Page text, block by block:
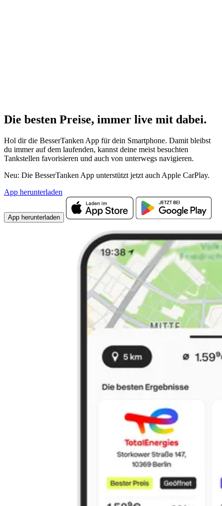
Die besten Preise, immer live mit dabei.
Hol dir die BesserTanken App für dein Smartphone. Damit bleibst
du immer auf dem laufenden, kannst deine meist besuchten
Tankstellen favorisieren und auch von unterwegs navigieren.
Neu: Die BesserTanken App unterstützt jetzt auch Apple CarPlay.
App herunterladen
App herunterladen